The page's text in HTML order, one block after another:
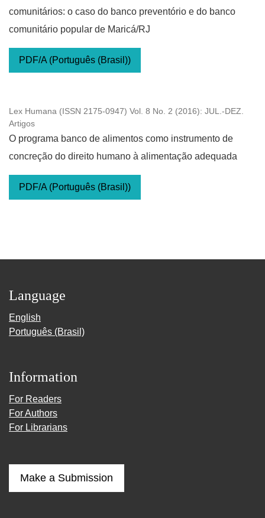
comunitários: o caso do banco preventório e do banco
comunitário popular de Maricá/RJ
PDF/A (Português (Brasil))
Lex Humana (ISSN 2175-0947) Vol. 8 No. 2 (2016): JUL.-DEZ.
Artigos
O programa banco de alimentos como instrumento de
concreção do direito humano à alimentação adequada
PDF/A (Português (Brasil))
Language
English
Português (Brasil)
Information
For Readers
For Authors
For Librarians
Make a Submission